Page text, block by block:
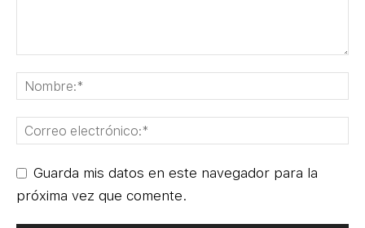
Guarda mis datos en este navegador para la
próxima vez que comente.